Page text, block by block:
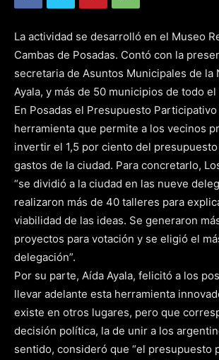
La actividad se desarrolló en el Museo
Cambas de Posadas. Contó con la
secretaria de Asuntos Municipales de la
Ayala, y más de 50 municipios de todo el
En Posadas el Presupuesto
herramienta que permite a los vecinos
invertir el 1,5 por ciento del
gastos de la ciudad. Para concretarlo,
“se dividió a la ciudad en las nueve
realizaron más de 40 talleres para
viabilidad de las ideas. Se generaron
proyectos para votación y se eligió el
delegación”.
Por su parte, Aída Ayala, felicitó a los
llevar adelante esta herramienta
existe en otros lugares, pero que
decisión política, la de unir a los
sentido, consideró que “el presupuesto